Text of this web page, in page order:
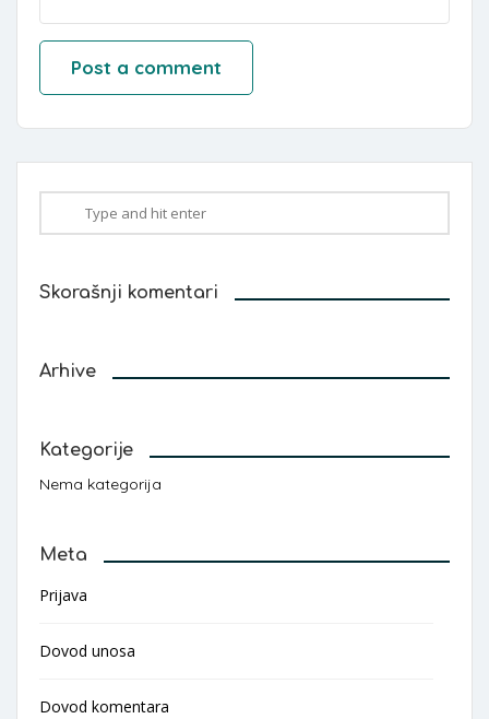
Skorašnji komentari
Arhive
Kategorije
Nema kategorija
Meta
Prijava
Dovod unosa
Dovod komentara